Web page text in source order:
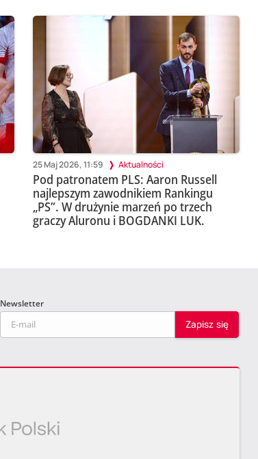
25 Maj 2026, 11:59 Aktualności
Pod patronatem PLS: Aaron Russell
najlepszym zawodnikiem Rankingu
„PS”. W drużynie marzeń po trzech
graczy Aluronu i BOGDANKI LUK.
Newsletter